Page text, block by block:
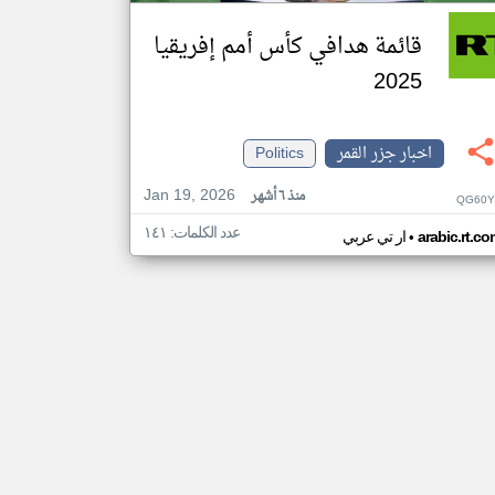
قائمة هدافي كأس أمم إفريقيا
2025
اخبار جزر القمر
Politics
Jan 19, 2026
منذ ٦ أشهر
ار تي عربي• عدد الكلمات: ١٤١